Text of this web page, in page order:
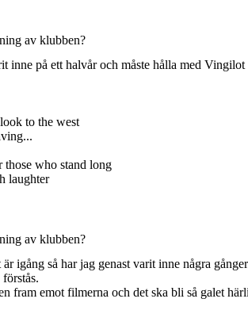
av klubben?
inne på ett halvår och måste hålla med
to the west
who stand long
laughter
av klubben?
igång så har jag genast varit inne några
fram emot filmerna och det ska bli så galet